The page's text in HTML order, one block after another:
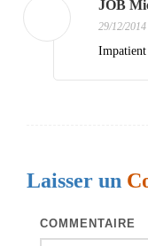
i
o
a
JOB
29/12/
Impatient
Laisser un
COMMENTAIRE